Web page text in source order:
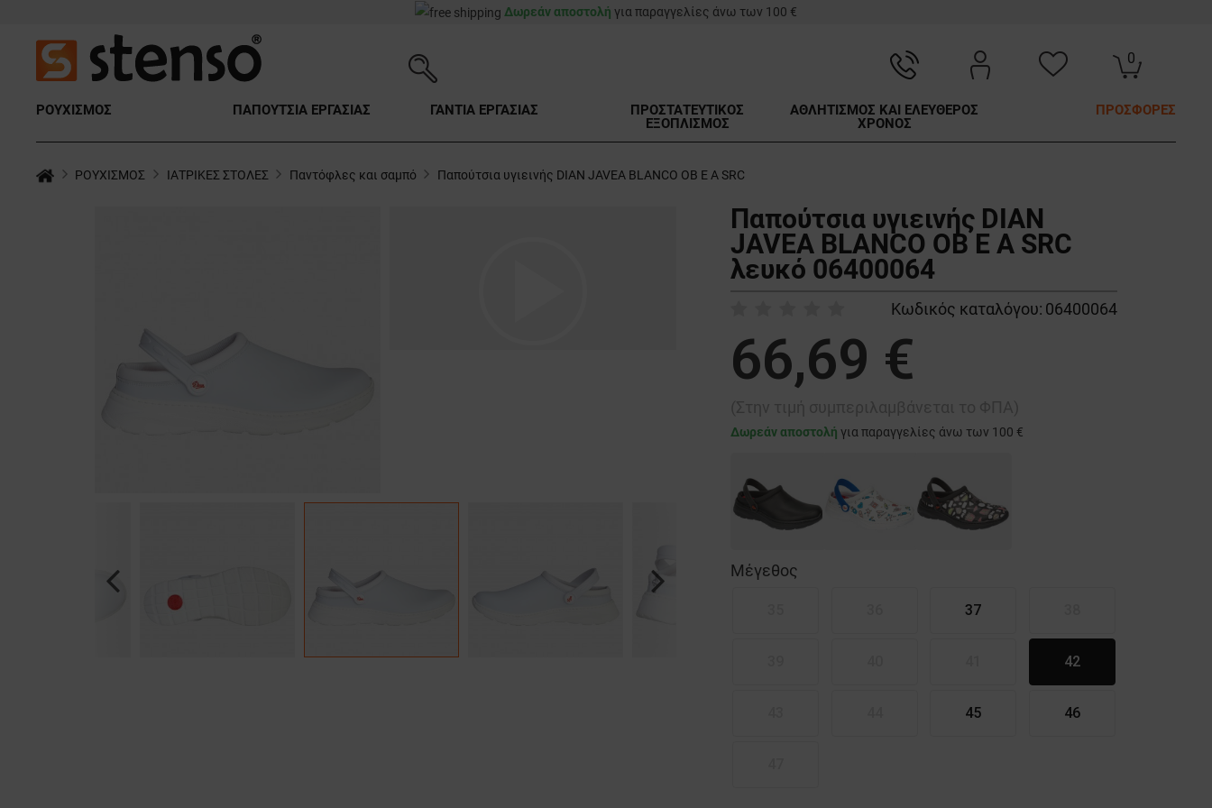
Δωρεάν αποστολή για παραγγελίες άνω των 100 €
0
ΡΟΥΧΙΣΜΟΣ ΠΑΠΟΥΤΣΙΑ ΕΡΓΑΣΙΑΣ ΓΑΝΤΙΑ ΕΡΓΑΣΙΑΣ
ΠΡΟΣΤΑΤΕΥΤΙΚΟΣ
ΕΞΟΠΛΙΣΜΟΣ
ΑΘΛΗΤΙΣΜΟΣ ΚΑΙ ΕΛΕΥΘΕΡΟΣ
ΧΡΟΝΟΣ
ΠΡΟΣΦΟΡΕΣ
ΡΟΥΧΙΣΜΟΣ ΙΑΤΡΙΚΕΣ ΣΤΟΛΕΣ Παντόφλες και σαμπό Παπούτσια υγιεινής DIAN JAVEA BLANCO OB E A SRC
Previous Next
Παπούτσια υγιεινής DIAN
JAVEA BLANCO OB E A SRC
λευκό 06400064
Κωδικός καταλόγου: 06400064
66,69 €
Δωρεάν αποστολή για παραγγελίες άνω των 100 €
Μέγεθος
37
42
45 46